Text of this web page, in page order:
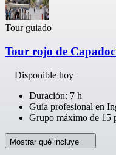
Tour guiado
Tour rojo de
Disponible hoy
Duración: 7 h
Guía profesional en
Grupo máximo de 15
Mostrar qué incluye